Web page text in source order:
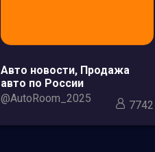
Авто новости, Продажа
авто по России
@AutoRoom_2025
7742